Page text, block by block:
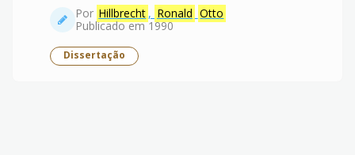
Por Hillbrecht , Ronald Otto
Publicado em 1990
Dissertação